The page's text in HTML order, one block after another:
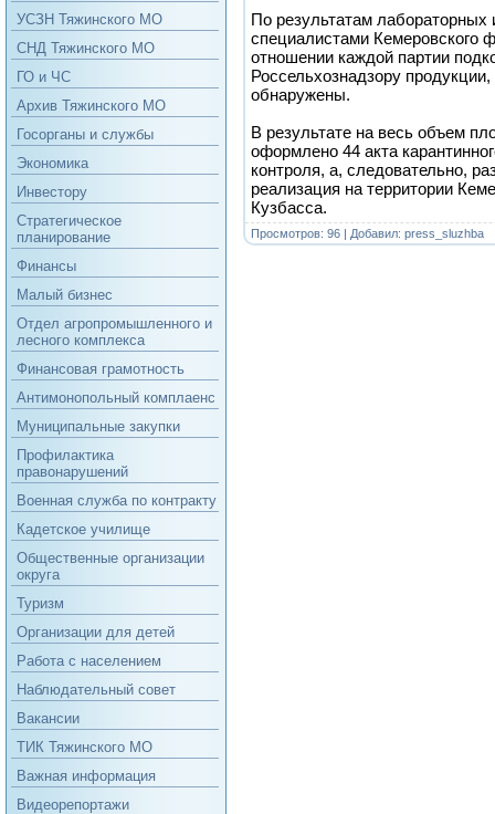
УСЗН Тяжинского МО
СНД Тяжинского МО
ГО и ЧС
Архив Тяжинского МО
Госорганы и службы
Экономика
Инвестору
Стратегическое
планирование
Финансы
Малый бизнес
Отдел агропромышленного и
лесного комплекса
Финансовая грамотность
Антимонопольный комплаенс
Муниципальные закупки
Профилактика
правонарушений
Военная служба по контракту
Кадетское училище
Общественные организации
округа
Туризм
Организации для детей
Работа с населением
Наблюдательный совет
Вакансии
ТИК Тяжинского МО
Важная информация
Видеорепортажи
По результатам
специалистами
отношении каждой партии
Россельхознадзору
обнаружены.
В результате на весь объем
оформлено 44 акта
контроля, а, следовательно,
реализация на территории
Кузбасса.
Просмотров: 96 | Добавил: press_sluzhba